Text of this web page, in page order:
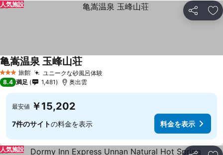
シェア お
人気施設
3 ホテルのランク
旅館 ユニークな砂風呂体験
亀嵩温泉 玉峰山荘
8.4 満足 1,481 奥出雲
最安値 ￥15,202
7件のサイトの料金を表示 料金を表示
人気施設